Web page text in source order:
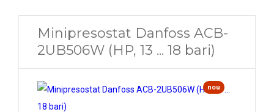
Minipresostat Danfoss ACB-
2UB506W (HP, 13 ... 18 bari)
nou